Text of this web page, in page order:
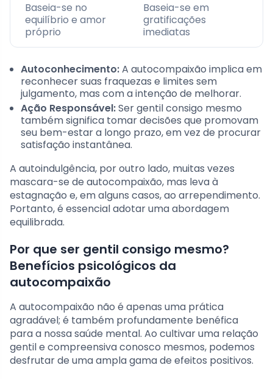
Baseia-se no
equilíbrio e amor
próprio
Baseia-se em
gratificações
imediatas
Autoconhecimento:A autocompaixão implica em
reconhecer suas fraquezas e limites sem
julgamento, mas com a intenção de melhorar.
Ação Responsável:Ser gentil consigo mesmo
também significa tomar decisões que promovam
seu bem-estar a longo prazo, em vez de procurar
satisfação instantânea.
A autoindulgência, por outro lado, muitas vezes
mascara-se de autocompaixão, mas leva à
estagnação e, em alguns casos, ao arrependimento.
Portanto, é essencial adotar uma abordagem
equilibrada.
Por que ser gentil consigo mesmo?
Benefícios psicológicos da
autocompaixão
A autocompaixão não é apenas uma prática
agradável; é também profundamente benéfica
para a nossa saúde mental. Ao cultivar uma relação
gentil e compreensiva conosco mesmos, podemos
desfrutar de uma ampla gama de efeitos positivos.